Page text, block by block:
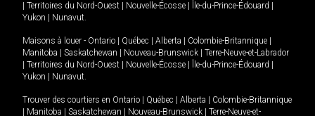
Territoires du Nord-Ouest Nouvelle-Écosse Île-du-Prince-Édouard
Yukon
Nunavut.
Maisons à louer - Ontario Québec Alberta Colombie-Britannique
Manitoba
Saskatchewan Nouveau-Brunswick
Terre-Neuve-et-Labrador
Territoires du Nord-Ouest Nouvelle-Écosse Île-du-Prince-Édouard
Yukon
Nunavut.
Trouver des courtiers en Ontario Québec Alberta
Colombie-Britannique
Manitoba Saskatchewan Nouveau-Brunswick
Terre-Neuve-et-